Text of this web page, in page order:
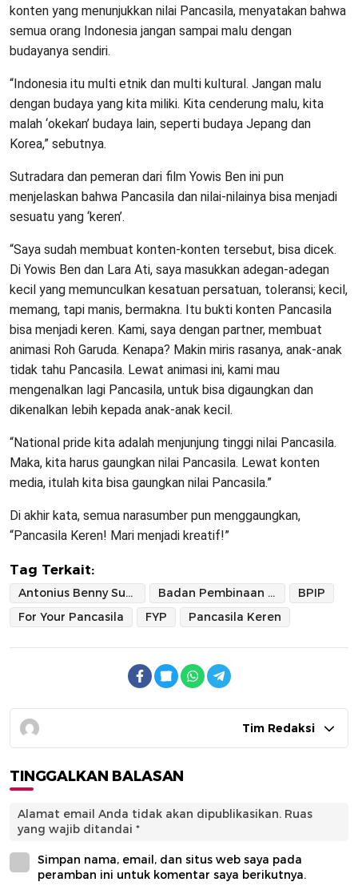
konten yang menunjukkan nilai Pancasila, menyatakan bahwa
semua orang Indonesia jangan sampai malu dengan
budayanya sendiri.
“Indonesia itu multi etnik dan multi kultural. Jangan malu
dengan budaya yang kita miliki. Kita cenderung malu, kita
malah ‘okekan’ budaya lain, seperti budaya Jepang dan
Korea,” sebutnya.
Sutradara dan pemeran dari film Yowis Ben ini pun
menjelaskan bahwa Pancasila dan nilai-nilainya bisa menjadi
sesuatu yang ‘keren’.
“Saya sudah membuat konten-konten tersebut, bisa dicek.
Di Yowis Ben dan Lara Ati, saya masukkan adegan-adegan
kecil yang memunculkan kesatuan persatuan, toleransi; kecil,
memang, tapi manis, bermakna. Itu bukti konten Pancasila
bisa menjadi keren. Kami, saya dengan partner, membuat
animasi Roh Garuda. Kenapa? Makin miris rasanya, anak-anak
tidak tahu Pancasila. Lewat animasi ini, kami mau
mengenalkan lagi Pancasila, untuk bisa digaungkan dan
dikenalkan lebih kepada anak-anak kecil.
“National pride kita adalah menjunjung tinggi nilai Pancasila.
Maka, kita harus gaungkan nilai Pancasila. Lewat konten
media, itulah kita bisa gaungkan nilai Pancasila.”
Di akhir kata, semua narasumber pun menggaungkan,
“Pancasila Keren! Mari menjadi kreatif!”
Tag Terkait:
Antonius Benny Susetyo Badan Pembinaan Ideologi Pancasila
BPIP
For Your Pancasila
FYP Pancasila Keren
Tim Redaksi
TINGGALKAN BALASAN
Alamat email Anda tidak akan dipublikasikan. Ruas
yang wajib ditandai *
Simpan nama, email, dan situs web saya pada
peramban ini untuk komentar saya berikutnya.